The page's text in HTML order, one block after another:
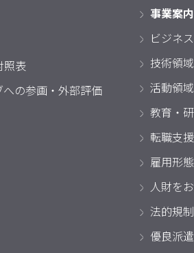
照表
の参画・外部評価
事業案内
ビジネ
技術領域
活動領
教育・
転職支援
雇用形
人財を
法的規制
優良派